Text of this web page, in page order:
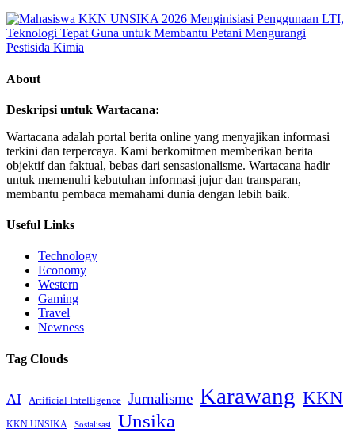
About
Deskripsi untuk Wartacana:
Wartacana adalah portal berita online yang menyajikan informasi
terkini dan terpercaya. Kami berkomitmen memberikan berita
objektif dan faktual, bebas dari sensasionalisme. Wartacana hadir
untuk memenuhi kebutuhan informasi jujur dan transparan,
membantu pembaca memahami dunia dengan lebih baik.
Useful Links
Technology
Economy
Western
Gaming
Travel
Newness
Tag Clouds
AI Artificial Intelligence Jurnalisme Karawang KKN
KKN UNSIKA Sosialisasi Unsika